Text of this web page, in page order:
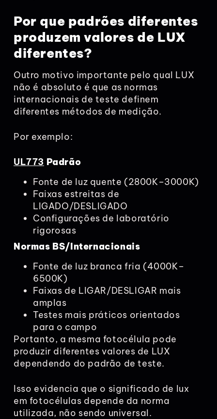
Por que padrões diferentes
produzem valores de LUX
diferentes?
Outro motivo importante pelo qual LUX
não é absoluto é que as normas
internacionais de teste definem
diferentes métodos de medição.
Por exemplo:
UL773 Padrão
Fonte de luz quente (2800K–3000K)
Faixas estreitas de
LIGADO/DESLIGADO
Configurações de laboratório
rigorosas
Normas BS/Internacionais
Fonte de luz branca fria (4000K–
6500K)
Faixas de LIGAR/DESLIGAR mais
amplas
Testes mais práticos orientados
para o campo
Portanto, a mesma fotocélula pode
produzir diferentes valores de LUX
dependendo do padrão de teste.
Isso evidencia que o significado de lux
em fotocélulas depende da norma
utilizada, não sendo universal.